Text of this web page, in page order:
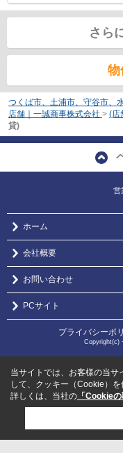
さら
物
つくば市、土浦市、守谷市、
店舗｜一誠商事株式会社 > (店
貸)
営
ホーム
会社概要
お問い合わせ
PCサイト
プライバシーポ
Copyright(c)
当サイトでは、お客様の当サ
して、クッキー（Cookie）を
詳しくは、当社の 「Cookie